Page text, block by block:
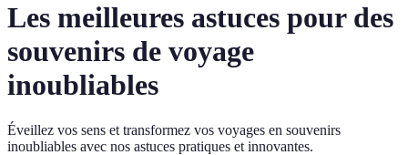
Les meilleures astuces pour des
souvenirs de voyage
inoubliables
Éveillez vos sens et transformez vos voyages en souvenirs
inoubliables avec nos astuces pratiques et innovantes.